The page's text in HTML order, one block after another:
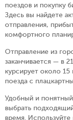
поездов и покупку
Здесь вы найдете
отправления,
комфортного
Отправление из
заканчивается — в
курсирует около
поезда с
Удобный и
выбрать
время.